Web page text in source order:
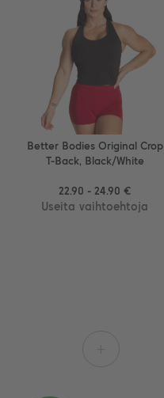
Better Bodies Original Crop
T-Back, Black/White
22.90 - 24.90 €
Useita vaihtoehtoja